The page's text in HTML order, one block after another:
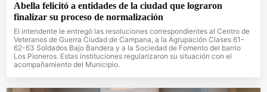
Abella felicitó a entidades de la ciudad que lograron
finalizar su proceso de normalización
El intendente le entregó las resoluciones correspondientes al Centro de
Veteranos de Guerra Ciudad de Campana, a la Agrupación Clases 61-
62-63 Soldados Bajo Bandera y a la Sociedad de Fomento del barrio
Los Pioneros. Estas instituciones regularizaron su situación con el
acompañamiento del Municipio.